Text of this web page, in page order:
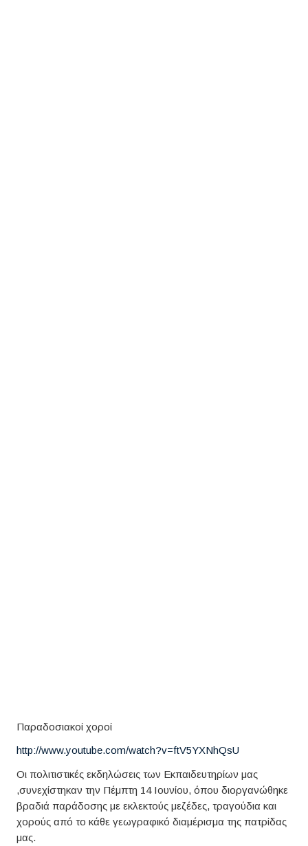
Παραδοσιακοί χοροί
http://www.youtube.com/watch?v=ftV5YXNhQsU
Οι πολιτιστικές εκδηλώσεις των Εκπαιδευτηρίων μας
,συνεχίστηκαν την Πέμπτη 14 Ιουνίου, όπου διοργανώθηκε
βραδιά παράδοσης με εκλεκτούς μεζέδες, τραγούδια και
χορούς από το κάθε γεωγραφικό διαμέρισμα της πατρίδας
μας.